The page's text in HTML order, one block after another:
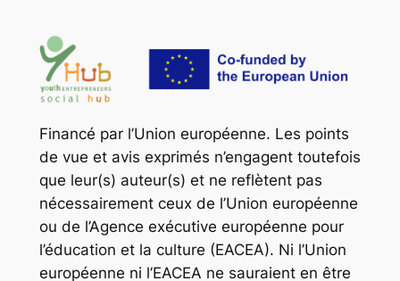
Financé par l’Union européenne. Les points
de vue et avis exprimés n’engagent toutefois
que leur(s) auteur(s) et ne reflètent pas
nécessairement ceux de l’Union européenne
ou de l’Agence exécutive européenne pour
l’éducation et la culture (EACEA). Ni l’Union
européenne ni l’EACEA ne sauraient en être